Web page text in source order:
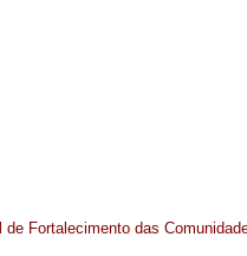
de Fortalecimento das